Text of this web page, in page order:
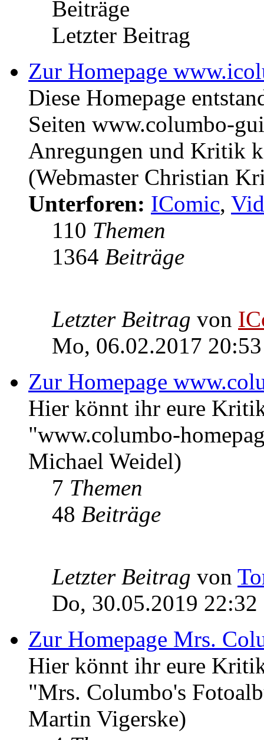
Beiträge
Letzter Beitrag
Zur Homepage
Diese Homepage
Seiten www.columbo-
Anregungen und Kritik
(Webmaster Christian
Unterforen: IComic,
110 Themen
1364 Beiträge
Letzter Beitrag von
Mo, 06.02.2017 20:53
Zur Homepage
Hier könnt ihr eure
"www.columbo-
Michael Weidel)
7 Themen
48 Beiträge
Letzter Beitrag von
Do, 30.05.2019 22:32
Zur Homepage Mrs.
Hier könnt ihr eure
"Mrs. Columbo's
Martin Vigerske)